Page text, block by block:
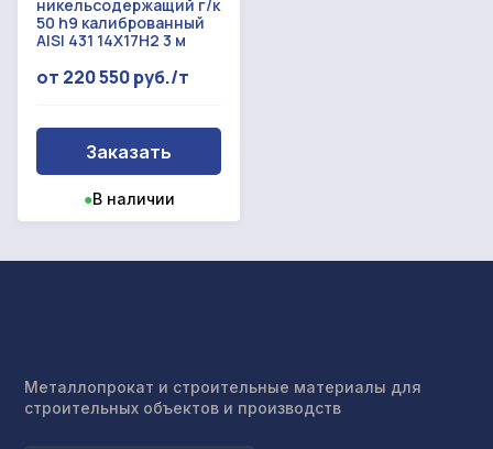
никельсодержащий г/к
50 h9 калиброванный
AISI 431 14Х17Н2 3 м
от 220 550 руб./т
Заказать
●В наличии
Металлопрокат и строительные материалы для
строительных объектов и производств